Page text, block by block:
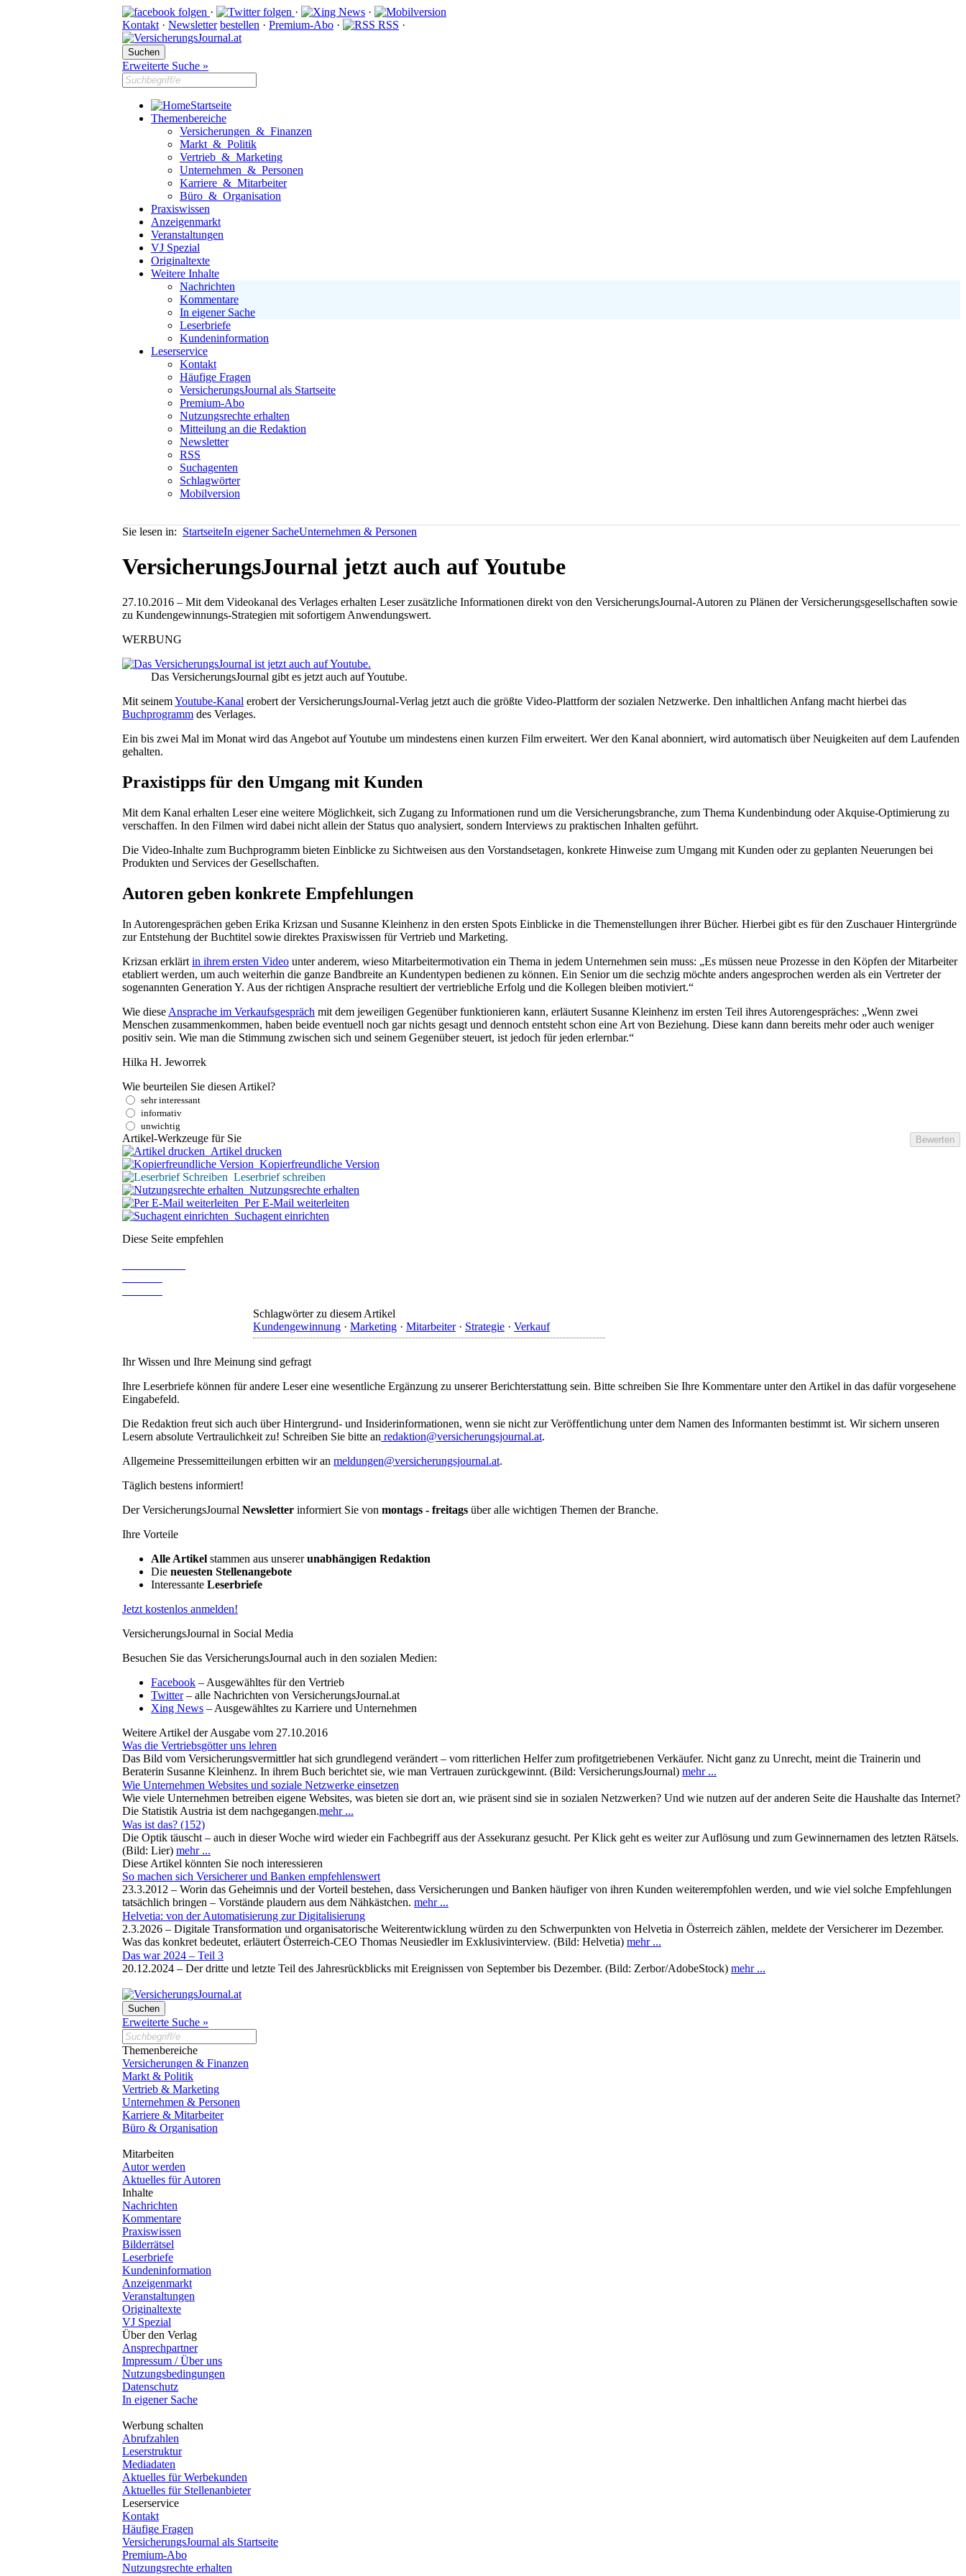
· ·
·
Kontakt · Newsletter bestellen · Premium-Abo · RSS ·
Erweiterte Suche »
Startseite
Themenbereiche
Versicherungen & Finanzen
Markt & Politik
Vertrieb & Marketing
Unternehmen & Personen
Karriere & Mitarbeiter
Büro & Organisation
Praxiswissen
Anzeigenmarkt
Veranstaltungen
VJ Spezial
Originaltexte
Weitere Inhalte
Nachrichten
Kommentare
In eigener Sache
Leserbriefe
Kundeninformation
Leserservice
Kontakt
Häufige Fragen
VersicherungsJournal als Startseite
Premium-Abo
Nutzungsrechte erhalten
Mitteilung an die Redaktion
Newsletter
RSS
Suchagenten
Schlagwörter
Mobilversion
Sie lesen in: StartseiteIn eigener SacheUnternehmen & Personen
VersicherungsJournal jetzt auch auf Youtube
27.10.2016 – Mit dem Videokanal des Verlages erhalten Leser zusätzliche Informationen direkt von den VersicherungsJournal-Autoren zu Plänen der Versicherungsgesellschaften sowie
zu Kundengewinnungs-Strategien mit sofortigem Anwendungswert.
WERBUNG
Das VersicherungsJournal gibt es jetzt auch auf Youtube.
Mit seinemYoutube-Kanal erobert der VersicherungsJournal-Verlag jetzt auch die größte Video-Plattform der sozialen Netzwerke. Den inhaltlichen Anfang macht hierbei das
Buchprogramm des Verlages.
Ein bis zwei Mal im Monat wird das Angebot auf Youtube um mindestens einen kurzen Film erweitert. Wer den Kanal abonniert, wird automatisch über Neuigkeiten auf dem Laufenden
gehalten.
Praxistipps für den Umgang mit Kunden
Mit dem Kanal erhalten Leser eine weitere Möglichkeit, sich Zugang zu Informationen rund um die Versicherungsbranche, zum Thema Kundenbindung oder Akquise-Optimierung zu
verschaffen. In den Filmen wird dabei nicht allein der Status quo analysiert, sondern Interviews zu praktischen Inhalten geführt.
Die Video-Inhalte zum Buchprogramm bieten Einblicke zu Sichtweisen aus den Vorstandsetagen, konkrete Hinweise zum Umgang mit Kunden oder zu geplanten Neuerungen bei
Produkten und Services der Gesellschaften.
Autoren geben konkrete Empfehlungen
In Autorengesprächen geben Erika Krizsan und Susanne Kleinhenz in den ersten Spots Einblicke in die Themenstellungen ihrer Bücher. Hierbei gibt es für den Zuschauer Hintergründe
zur Entstehung der Buchtitel sowie direktes Praxiswissen für Vertrieb und Marketing.
Krizsan erklärt in ihrem ersten Video unter anderem, wieso Mitarbeitermotivation ein Thema in jedem Unternehmen sein muss: „Es müssen neue Prozesse in den Köpfen der Mitarbeiter
etabliert werden, um auch weiterhin die ganze Bandbreite an Kundentypen bedienen zu können. Ein Senior um die sechzig möchte anders angesprochen werden als ein Vertreter der
sogenannten Generation Y. Aus der richtigen Ansprache resultiert der vertriebliche Erfolg und die Kollegen bleiben motiviert.“
Wie diese Ansprache im Verkaufsgespräch mit dem jeweiligen Gegenüber funktionieren kann, erläutert Susanne Kleinhenz im ersten Teil ihres Autorengespräches: „Wenn zwei
Menschen zusammenkommen, haben beide eventuell noch gar nichts gesagt und dennoch entsteht schon eine Art von Beziehung. Diese kann dann bereits mehr oder auch weniger
positiv sein. Wie man die Stimmung zwischen sich und seinem Gegenüber steuert, ist jedoch für jeden erlernbar.“
Hilka H. Jeworrek
Wie beurteilen Sie diesen Artikel?
sehr interessant
informativ
unwichtig
Artikel-Werkzeuge für Sie
Artikel drucken
Kopierfreundliche Version
Leserbrief schreiben
Nutzungsrechte erhalten
Per E-Mail weiterleiten
Suchagent einrichten
Diese Seite empfehlen
Schlagwörter zu diesem Artikel
Kundengewinnung · Marketing · Mitarbeiter· Strategie · Verkauf
Ihr Wissen und Ihre Meinung sind gefragt
Ihre Leserbriefe können für andere Leser eine wesentliche Ergänzung zu unserer Berichterstattung sein. Bitte schreiben Sie Ihre Kommentare unter den Artikel in das dafür vorgesehene
Eingabefeld.
Die Redaktion freut sich auch über Hintergrund- und Insiderinformationen, wenn sie nicht zur Veröffentlichung unter dem Namen des Informanten bestimmt ist. Wir sichern unseren
Lesern absolute Vertraulichkeit zu! Schreiben Sie bitte an redaktion@versicherungsjournal.at.
Allgemeine Pressemitteilungen erbitten wir an meldungen@versicherungsjournal.at.
Täglich bestens informiert!
Der VersicherungsJournal Newsletter informiert Sie von montags - freitags über alle wichtigen Themen der Branche.
Ihre Vorteile
Alle Artikel stammen aus unsererunabhängigen Redaktion
Die neuesten Stellenangebote
Interessante Leserbriefe
Jetzt kostenlos anmelden!
VersicherungsJournal in Social Media
Besuchen Sie das VersicherungsJournal auch in den sozialen Medien:
Facebook – Ausgewähltes für den Vertrieb
Twitter– alle Nachrichten von VersicherungsJournal.at
Xing News – Ausgewähltes zu Karriere und Unternehmen
Weitere Artikel der Ausgabe vom 27.10.2016
Was die Vertriebsgötter uns lehren
Das Bild vom Versicherungsvermittler hat sich grundlegend verändert – vom ritterlichen Helfer zum profitgetriebenen Verkäufer. Nicht ganz zu Unrecht, meint die Trainerin und
Beraterin Susanne Kleinhenz. In ihrem Buch berichtet sie, wie man Vertrauen zurückgewinnt. (Bild: VersicherungsJournal) mehr ...
Wie Unternehmen Websites und soziale Netzwerke einsetzen
Wie viele Unternehmen betreiben eigene Websites, was bieten sie dort an, wie präsent sind sie in sozialen Netzwerken? Und wie nutzen auf der anderen Seite die Haushalte das Internet?
Die Statistik Austria ist dem nachgegangen.mehr ...
Was ist das? (152)
Die Optik täuscht – auch in dieser Woche wird wieder ein Fachbegriff aus der Assekuranz gesucht. Per Klick geht es weiter zur Auflösung und zum Gewinnernamen des letzten Rätsels.
(Bild: Lier) mehr ...
Diese Artikel könnten Sie noch interessieren
So machen sich Versicherer und Banken empfehlenswert
23.3.2012 – Worin das Geheimnis und der Vorteil bestehen, dass Versicherungen und Banken häufiger von ihren Kunden weiterempfohlen werden, und wie viel solche Empfehlungen
tatsächlich bringen – Vorstände plaudern aus dem Nähkästchen. mehr ...
Helvetia: von der Automatisierung zur Digitalisierung
2.3.2026 – Digitale Transformation und organisatorische Weiterentwicklung würden zu den Schwerpunkten von Helvetia in Österreich zählen, meldete der Versicherer im Dezember.
Was das konkret bedeutet, erläutert Österreich-CEO Thomas Neusiedler im Exklusivinterview. (Bild: Helvetia) mehr ...
Das war 2024 – Teil 3
20.12.2024 – Der dritte und letzte Teil des Jahresrückblicks mit Ereignissen von September bis Dezember. (Bild: Zerbor/AdobeStock) mehr ...
Erweiterte Suche »
Themenbereiche
Versicherungen & Finanzen
Markt & Politik
Vertrieb & Marketing
Unternehmen & Personen
Karriere & Mitarbeiter
Büro & Organisation
Mitarbeiten
Autor werden
Aktuelles für Autoren
Inhalte
Nachrichten
Kommentare
Praxiswissen
Bilderrätsel
Leserbriefe
Kundeninformation
Anzeigenmarkt
Veranstaltungen
Originaltexte
VJ Spezial
Über den Verlag
Ansprechpartner
Impressum / Über uns
Nutzungsbedingungen
Datenschutz
In eigener Sache
Werbung schalten
Abrufzahlen
Leserstruktur
Mediadaten
Aktuelles für Werbekunden
Aktuelles für Stellenanbieter
Leserservice
Kontakt
Häufige Fragen
VersicherungsJournal als Startseite
Premium-Abo
Nutzungsrechte erhalten